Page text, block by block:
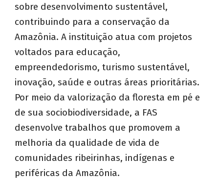
sobre desenvolvimento sustentável,
contribuindo para a conservação da
Amazônia. A instituição atua com projetos
voltados para educação,
empreendedorismo, turismo sustentável,
inovação, saúde e outras áreas prioritárias.
Por meio da valorização da floresta em pé e
de sua sociobiodiversidade, a FAS
desenvolve trabalhos que promovem a
melhoria da qualidade de vida de
comunidades ribeirinhas, indígenas e
periféricas da Amazônia.